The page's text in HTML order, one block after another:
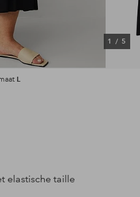
1 / 5
L
elastische taille